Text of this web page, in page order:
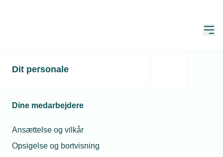
Dit personale
Dine medarbejdere
Ansættelse og vilkår
Opsigelse og bortvisning
Vejen til EUD
Erhvervsuddannelser
Efteruddannelse og tilskud